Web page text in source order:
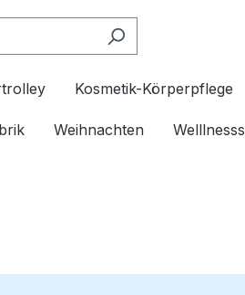
Kosmetik-Körperpflege
Weihnachten Welllnesss